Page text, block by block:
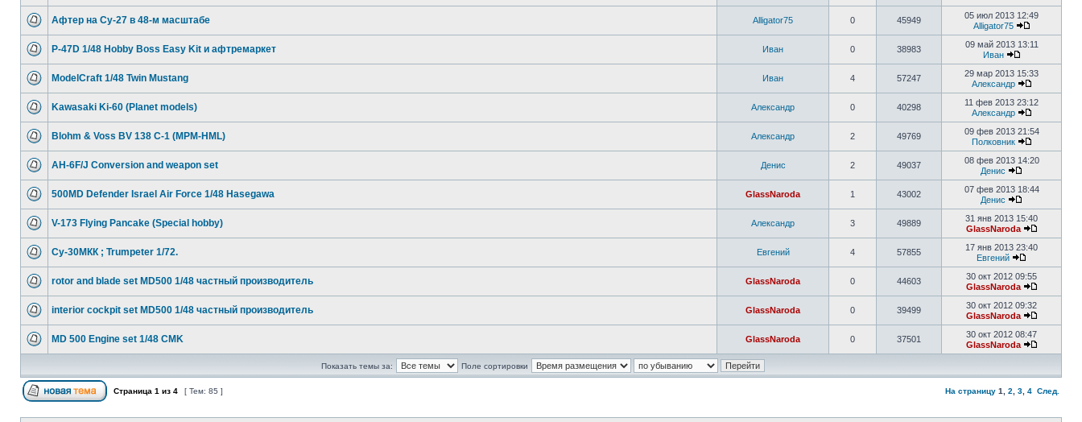
Афтер на Су-27 в 48-м масштабе Alligator75 0 45949
05 июл 2013 12:49
Alligator75
P-47D 1/48 Hobby Boss Easy Kit и афтремаркет Иван 0 38983
09 май 2013 13:11
Иван
ModelCraft 1/48 Twin Mustang Иван 4 57247
29 мар 2013 15:33
Александр
Kawasaki Ki-60 (Planet models) Александр 0 40298
11 фев 2013 23:12
Александр
Blohm & Voss BV 138 C-1 (MPM-HML) Александр 2 49769
09 фев 2013 21:54
Полковник
AH-6F/J Conversion and weapon set Денис 2 49037
08 фев 2013 14:20
Денис
500MD Defender Israel Air Force 1/48 Hasegawa GlassNaroda 1 43002
07 фев 2013 18:44
Денис
V-173 Flying Pancake (Special hobby) Александр 3 49889
31 янв 2013 15:40
GlassNaroda
Су-30МКК ; Trumpeter 1/72. Евгений 4 57855
17 янв 2013 23:40
Евгений
rotor and blade set MD500 1/48 частный производитель GlassNaroda 0 44603
30 окт 2012 09:55
GlassNaroda
interior cockpit set MD500 1/48 частный производитель GlassNaroda 0 39499
30 окт 2012 09:32
GlassNaroda
MD 500 Engine set 1/48 CMK GlassNaroda 0 37501
30 окт 2012 08:47
GlassNaroda
Показать темы за: Поле сортировки
Страница 1 из 4 [ Тем: 85 ] На страницу 1 2 3 4 След.